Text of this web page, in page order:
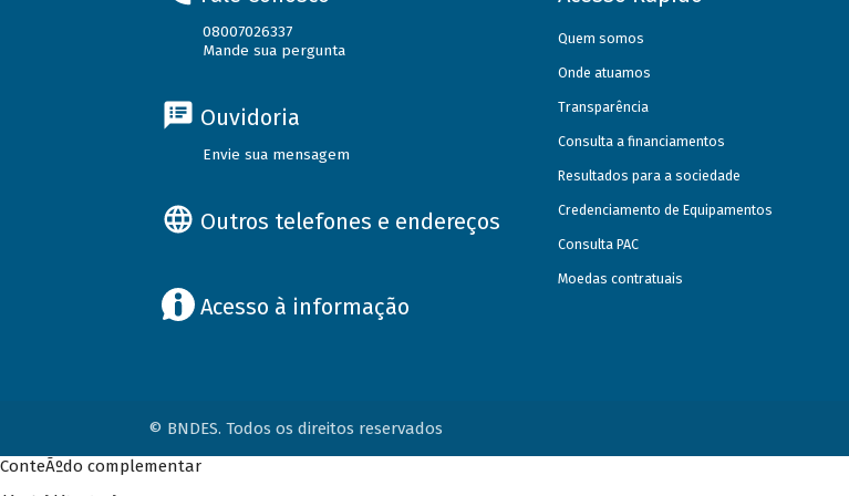
08007026337
Mande sua pergunta
Ouvidoria
Envie sua mensagem
Outros telefones e endereços
Acesso à informação
Quem somos
Onde atuamos
Transparência
Consulta a financiamentos
Resultados para a sociedade
Credenciamento de Equipamentos
Consulta PAC
Moedas contratuais
© BNDES. Todos os direitos reservados
ConteÃºdo complementar